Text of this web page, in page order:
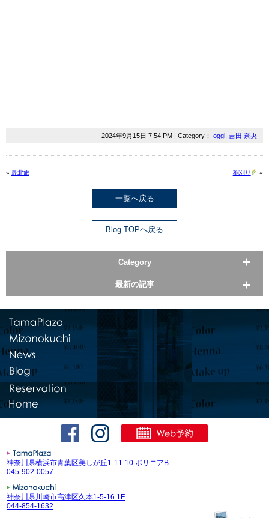
2024年9月15日 7:54 PM | Category： oggi 吉田 奈央
« 最北旅 稲刈り »
一覧へ戻る
Blog TOPへ戻る
Category
最新の記事
神奈川県横浜市青葉区美しが丘1-11-10 ポリニアB
045-902-0057
神奈川県川崎市高津区久本1-5-16 1F
044-854-1632